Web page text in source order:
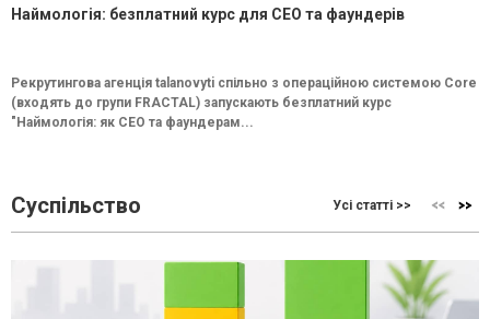
Наймологія: безплатний курс для CEO та фаундерів
Рекрутингова агенція talanovyti спільно з операційною системою Core
(входять до групи FRACTAL) запускають безплатний курс
"Наймологія: як СEO та фаундерам...
Суспільство Усі статті >>